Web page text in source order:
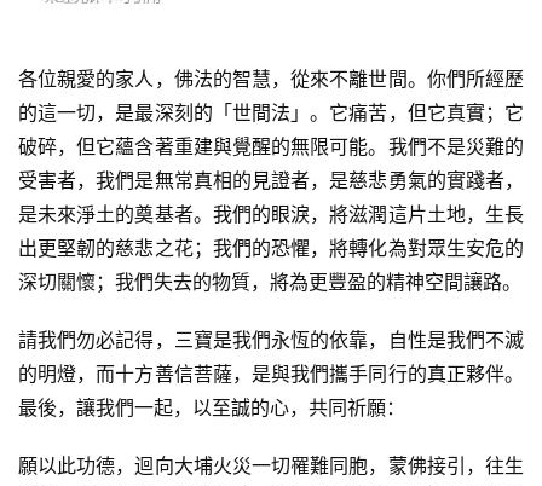
各位親愛的家人，佛法的智慧，從來不離世間。你們所經歷
的這一切，是最深刻的「世間法」。它痛苦，但它真實；它
破碎，但它蘊含著重建與覺醒的無限可能。我們不是災難的
受害者，我們是無常真相的見證者，是慈悲勇氣的實踐者，
是未來淨土的奠基者。我們的眼淚，將滋潤這片土地，生長
出更堅韌的慈悲之花；我們的恐懼，將轉化為對眾生安危的
深切關懷；我們失去的物質，將為更豐盈的精神空間讓路。
請我們勿必記得，三寶是我們永恆的依靠，自性是我們不滅
的明燈，而十方善信菩薩，是與我們攜手同行的真正夥伴。
最後，讓我們一起，以至誠的心，共同祈願：
願以此功德，迴向大埔火災一切罹難同胞，蒙佛接引，往生